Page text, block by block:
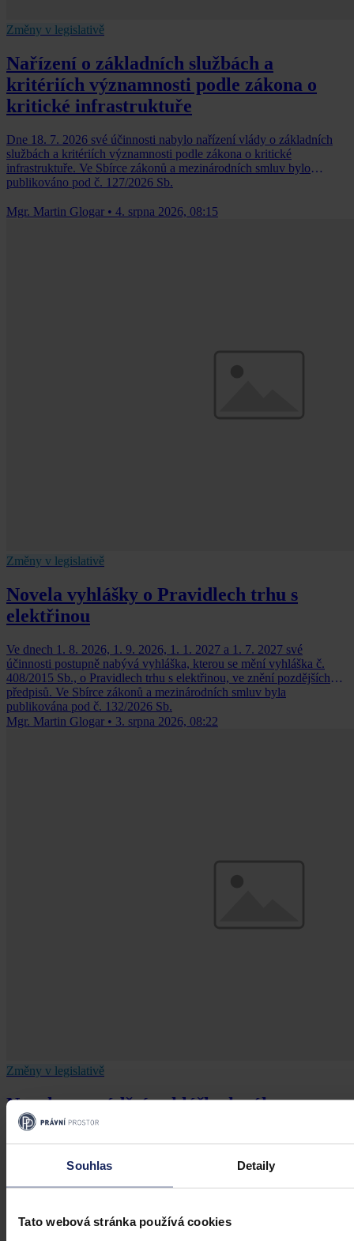
Souhlas Detaily
Tato webová stránka používá cookies
Změny v legislativě
Nařízení o základních službách a
kritériích významnosti podle zákona o
kritické infrastruktuře
Dne 18. 7. 2026 své účinnosti nabylo nařízení vlády o základních
službách a kritériích významnosti podle zákona o kritické
infrastruktuře. Ve Sbírce zákonů a mezinárodních smluv bylo
publikováno pod č. 127/2026 Sb.
Mgr. Martin Glogar • 4. srpna 2026, 08:15
Změny v legislativě
Novela vyhlášky o Pravidlech trhu s
elektřinou
Ve dnech 1. 8. 2026, 1. 9. 2026, 1. 1. 2027 a 1. 7. 2027 své
účinnosti postupně nabývá vyhláška, kterou se mění vyhláška č.
408/2015 Sb., o Pravidlech trhu s elektřinou, ve znění pozdějších
předpisů. Ve Sbírce zákonů a mezinárodních smluv byla
publikována pod č. 132/2026 Sb.
Mgr. Martin Glogar • 3. srpna 2026, 08:22
Změny v legislativě
Novela prováděcí vyhlášky k zákonu o
veřejném zdravotním pojištění
Dne 1. 7. 2026 své účinnosti nabyla vyhláška, kterou se mění
vyhláška č. 376/2011 Sb., kterou se provádějí některá ustanovení
zákona o veřejném zdravotním pojištění, ve znění pozdějších
publikována pod č. 119/2026 Sb.
30. července 2026, 07:27